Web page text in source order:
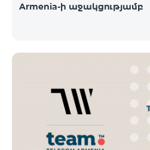
Armenia-ի աջակցությամբ